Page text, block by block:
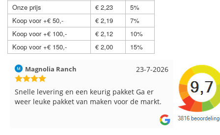
Onze prijs
€ 2,23
5%
Koop voor +€ 50,-
€ 2,19
7%
Koop voor +€ 100,-
€ 2,12
10%
Koop voor +€ 150,-
€ 2,00 15%
17-7-2026
Hilde uit Loyers
Reeds meerdere keren breigaren en
breinaalden besteld, altijd heel tevreden over
Loes uit
Snelle